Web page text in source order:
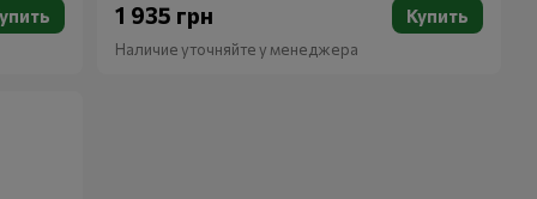
1 935 грн Купить
Наличие уточняйте у менеджера